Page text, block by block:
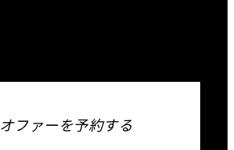
オファーを予約する